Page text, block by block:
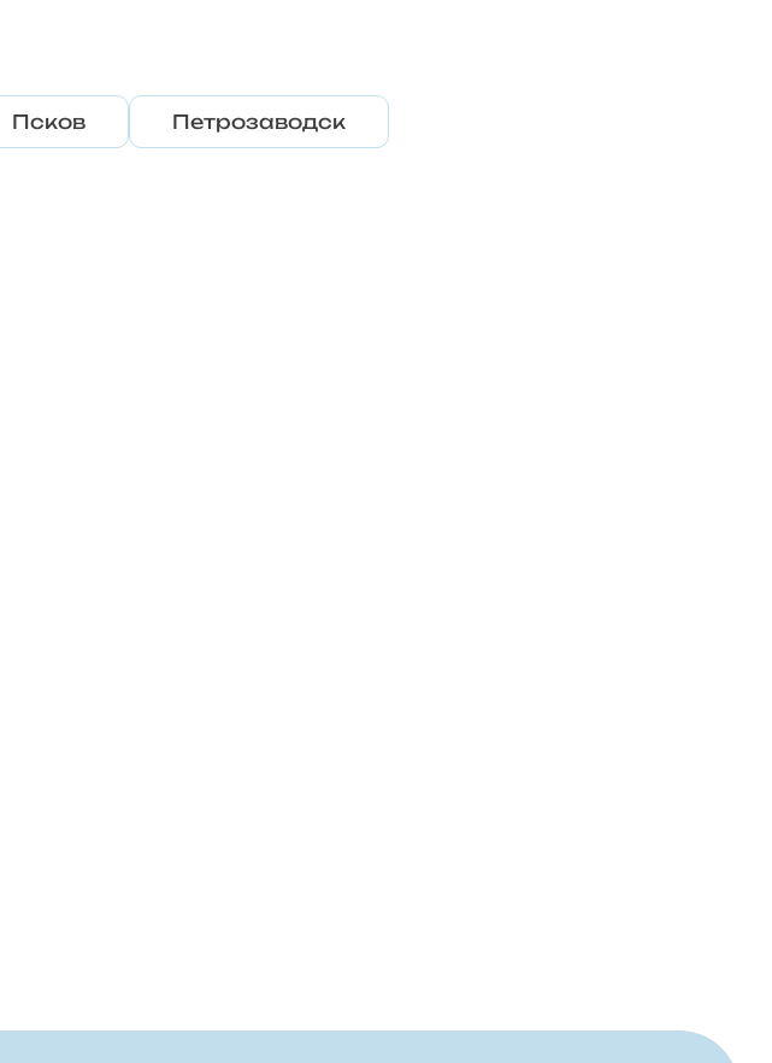
Псков Петрозаводск